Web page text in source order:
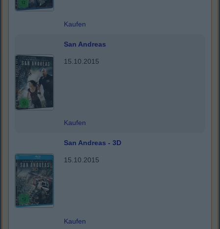
Kaufen
San Andreas
15.10.2015
Kaufen
San Andreas - 3D
15.10.2015
Kaufen